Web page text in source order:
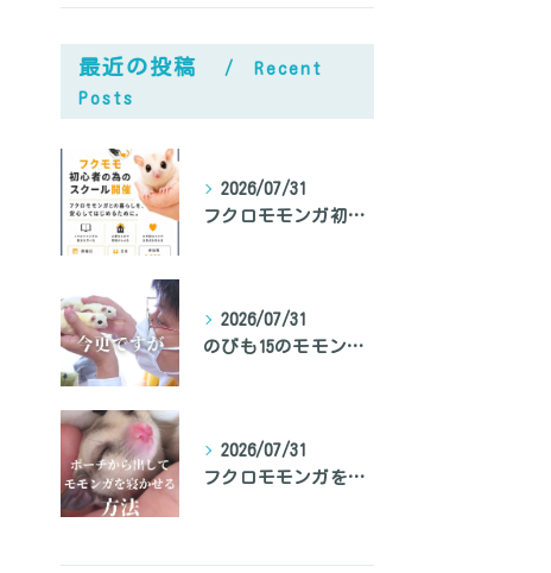
最近の投稿
Recent
Posts
2026/07/31
フクロモモンガ初心者向けのスクール開催
2026/07/31
のびも15のモモンガ専門家、モモンガ先生の自己紹介
2026/07/31
フクロモモンガをベタ慣れにして手の上で寝かせる方法